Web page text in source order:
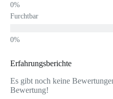
Furchtbar
Erfahrungsberichte
Es gibt noch keine
Bewertung!